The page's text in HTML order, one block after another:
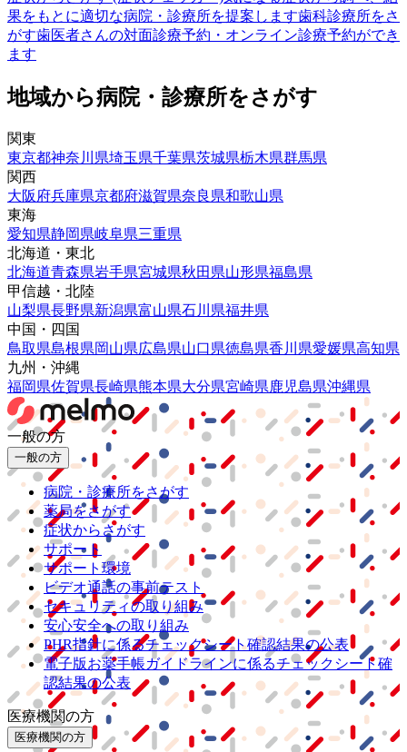
果をもとに適切な病院・診療所を提案します歯科診療所をさ
がす歯医者さんの対面診療予約・オンライン診療予約ができ
ます
地域から病院・診療所をさがす
関東
東京都神奈川県埼玉県千葉県茨城県栃木県群馬県
関西
大阪府兵庫県京都府滋賀県奈良県和歌山県
東海
愛知県静岡県岐阜県三重県
北海道・東北
北海道青森県岩手県宮城県秋田県山形県福島県
甲信越・北陸
山梨県長野県新潟県富山県石川県福井県
中国・四国
鳥取県島根県岡山県広島県山口県徳島県香川県愛媛県高知県
九州・沖縄
福岡県佐賀県長崎県熊本県大分県宮崎県鹿児島県沖縄県
一般の方
一般の方
病院・診療所をさがす
薬局をさがす
症状からさがす
サポート
サポート環境
ビデオ通話の事前テスト
セキュリティの取り組み
安心安全への取り組み
PHR指針に係るチェックシート確認結果の公表
電子版お薬手帳ガイドラインに係るチェックシート確
認結果の公表
医療機関の方
医療機関の方